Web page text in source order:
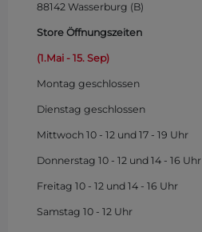
88142 Wasserburg (B)
Store Öffnungszeiten
(1.Mai - 15. Sep)
Montag geschlossen
Dienstag geschlossen
Mittwoch 10 - 12 und 17 - 19 Uhr
Donnerstag 10 - 12 und 14 - 16 Uhr
Freitag 10 - 12 und 14 - 16 Uhr
Samstag 10 - 12 Uhr